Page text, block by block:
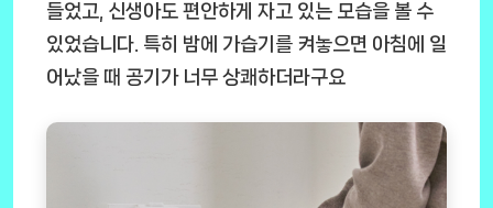
들었고, 신생아도 편안하게 자고 있는 모습을 볼 수
있었습니다. 특히 밤에 가습기를 켜놓으면 아침에 일
어났을 때 공기가 너무 상쾌하더라구요